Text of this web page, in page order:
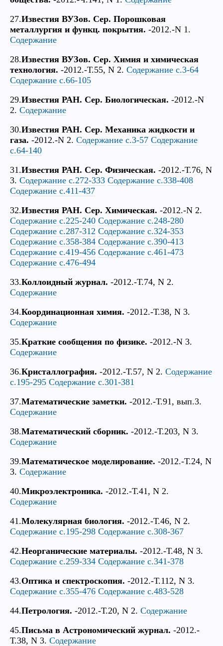
27.Известия ВУЗов. Сер. Порошковая
металлургия и функц. покрытия. -2012.-N 1.
Содержание
28.Известия ВУЗов. Сер. Химия и химическая
технология. -2012.-Т.55, N 2. Содержание с.3-64
Содержание с.66-105
29.Известия РАН. Сер. Биологическая. -2012.-N
2. Содержание
30.Известия РАН. Сер. Механика жидкости и
газа. -2012.-N 2. Содержание с.3-57 Содержание
с.64-140
31.Известия РАН. Сер. Физическая. -2012.-Т.76, N
3. Содержание с.272-333 Содержание с.338-408
Содержание с.411-437
32.Известия РАН. Сер. Химическая. -2012.-N 2.
Содержание с.225-240 Содержание с.248-280
Содержание с.287-312 Содержание с.324-353
Содержание с.358-384 Содержание с.390-413
Содержание с.419-456 Содержание с.461-473
Содержание с.476-494
33.Коллоидный журнал. -2012.-Т.74, N 2.
Содержание
34.Координационная химия. -2012.-Т.38, N 3.
Содержание
35.Краткие сообщения по физике. -2012.-N 3.
Содержание
36.Кристаллография. -2012.-Т.57, N 2. Содержание
с.195-295 Содержание с.301-381
37.Математические заметки. -2012.-Т.91, вып.3.
Содержание
38.Математический сборник. -2012.-Т.203, N 3.
Содержание
39.Математическое моделирование. -2012.-Т.24, N
3. Содержание
40.Микроэлектроника. -2012.-Т.41, N 2.
Содержание
41.Молекулярная биология. -2012.-Т.46, N 2.
Содержание с.195-298 Содержание с.308-367
42.Неорганические материалы. -2012.-Т.48, N 3.
Содержание с.259-334 Содержание с.341-378
43.Оптика и спектроскопия. -2012.-Т.112, N 3.
Содержание с.355-476 Содержание с.483-528
44.Петрология. -2012.-Т.20, N 2. Содержание
45.Письма в Астрономический журнал. -2012.-
Т.38, N 3. Содержание